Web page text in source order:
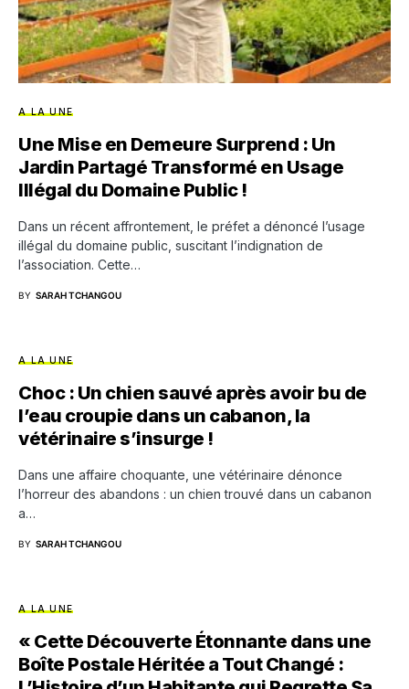
A LA UNE
Une Mise en Demeure Surprend : Un
Jardin Partagé Transformé en Usage
Illégal du Domaine Public !
Dans un récent affrontement, le préfet a dénoncé l’usage
illégal du domaine public, suscitant l’indignation de
l’association. Cette…
BY SARAH TCHANGOU
A LA UNE
Choc : Un chien sauvé après avoir bu de
l’eau croupie dans un cabanon, la
vétérinaire s’insurge !
Dans une affaire choquante, une vétérinaire dénonce
l’horreur des abandons : un chien trouvé dans un cabanon
a…
BY SARAH TCHANGOU
A LA UNE
« Cette Découverte Étonnante dans une
Boîte Postale Héritée a Tout Changé :